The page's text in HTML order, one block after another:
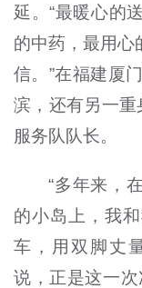
延。“最暖心的
的中药，最用心
信。”在福建厦
滨，还有另一
服务队队长。
“多年来，
的小岛上，我
车，用双脚丈
说，正是这一